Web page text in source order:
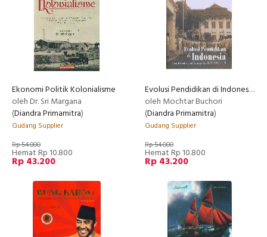
Ekonomi Politik Kolonialisme
oleh Dr. Sri Margana
(Diandra Primamitra)
Gudang Supplier
Rp 54.000
Hemat Rp 10.800
Rp 43.200
Evolusi Pendidikan di Indonesia (Dari Kweekschool Sampai ke IKIP:1852-1998)
oleh Mochtar Buchori
(Diandra Primamitra)
Gudang Supplier
Rp 54.000
Hemat Rp 10.800
Rp 43.200